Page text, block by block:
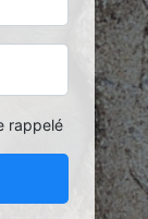
rappelé